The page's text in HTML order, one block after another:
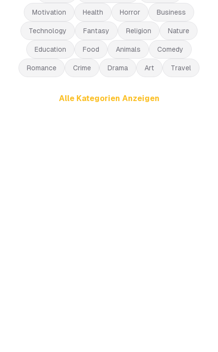
Motivation Health Horror Business
Technology Fantasy Religion Nature
Education Food Animals Comedy
Romance Crime Drama Art Travel
Alle Kategorien Anzeigen